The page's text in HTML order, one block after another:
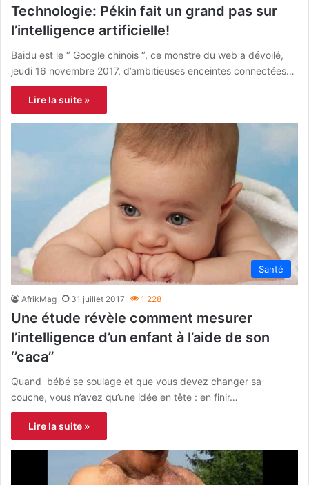
Technologie: Pékin fait un grand pas sur
l’intelligence artificielle!
Baidu est le ‘’ Google chinois ‘’, ce monstre du web a dévoilé,
jeudi 16 novembre 2017, d’ambitieuses enceintes connectées…
Lire la suite »
Santé
AfrikMag 31 juillet 2017 1 228
Une étude révèle comment mesurer
l’intelligence d’un enfant à l’aide de son
‘’caca’’
Quand bébé se soulage et que vous devez changer sa
couche, vous n’avez qu’une idée en tête : en finir…
Lire la suite »